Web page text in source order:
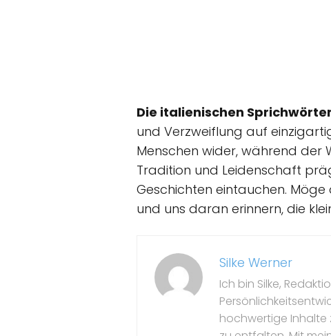
Die italienischen
und Verzweiflung auf
Menschen wider, während der
Tradition und Leidenschaft
Geschichten eintauchen.
und uns daran erinnern, die
Silke Werner
Ich bin Silke,
hochwertige Inhalte